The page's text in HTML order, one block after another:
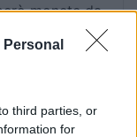
third parties, or
for
monete da
pagato 10